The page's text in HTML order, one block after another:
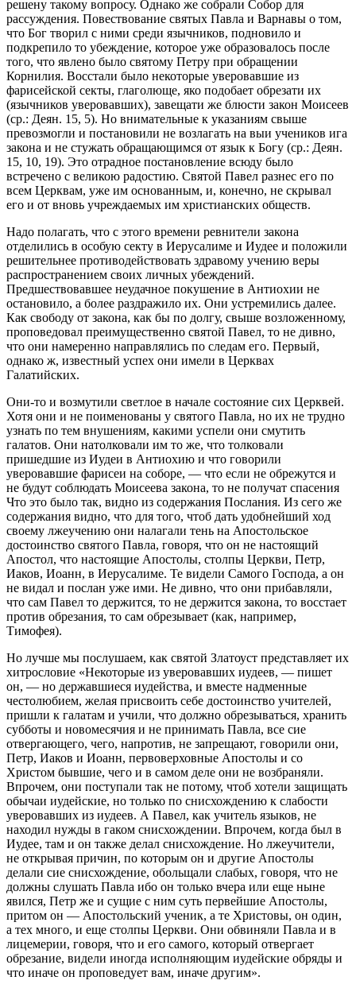
решену такому вопросу. Однако же собрали Собор для
рассуждения. Повествование святых Павла и Варнавы о том,
что Бог творил с ними среди язычников, подновило и
подкрепило то убеждение, которое уже образовалось после
того, что явлено было святому Петру при обращении
Корнилия. Восстали было некоторые уверовавшие из
фарисейской секты, глаголюще, яко подобает обрезати их
(язычников уверовавших), завещати же блюсти закон Моисеев
(ср.: Деян. 15, 5). Но внимательные к указаниям свыше
превозмогли и постановили не возлагать на выи учеников ига
закона и не стужать обращающимся от язык к Богу (ср.: Деян.
15, 10, 19). Это отрадное постановление всюду было
встречено с великою радостию. Святой Павел разнес его по
всем Церквам, уже им основанным, и, конечно, не скрывал
его и от вновь учреждаемых им христианских обществ.
Надо полагать, что с этого времени ревнители закона
отделились в особую секту в Иерусалиме и Иудее и положили
решительнее противодействовать здравому учению веры
распространением своих личных убеждений.
Предшествовавшее неудачное покушение в Антиохии не
остановило, а более раздражило их. Они устремились далее.
Как свободу от закона, как бы по долгу, свыше возложенному,
проповедовал преимущественно святой Павел, то не дивно,
что они намеренно направлялись по следам его. Первый,
однако ж, известный успех они имели в Церквах
Галатийских.
Они-то и возмутили светлое в начале состояние сих Церквей.
Хотя они и не поименованы у святого Павла, но их не трудно
узнать по тем внушениям, какими успели они смутить
галатов. Они натолковали им то же, что толковали
пришедшие из Иудеи в Антиохию и что говорили
уверовавшие фарисеи на соборе, — что если не обрежутся и
не будут соблюдать Моисеева закона, то не получат спасения
Что это было так, видно из содержания Послания. Из сего же
содержания видно, что для того, чтоб дать удобнейший ход
своему лжеучению они налагали тень на Апостольское
достоинство святого Павла, говоря, что он не настоящий
Апостол, что настоящие Апостолы, столпы Церкви, Петр,
Иаков, Иоанн, в Иерусалиме. Те видели Самого Господа, а он
не видал и послан уже ими. Не дивно, что они прибавляли,
что сам Павел то держится, то не держится закона, то восстает
против обрезания, то сам обрезывает (как, например,
Тимофея).
Но лучше мы послушаем, как святой Златоуст представляет их
хитрословие «Некоторые из уверовавших иудеев, — пишет
он, — но державшиеся иудейства, и вместе надменные
честолюбием, желая присвоить себе достоинство учителей,
пришли к галатам и учили, что должно обрезываться, хранить
субботы и новомесячия и не принимать Павла, все сие
отвергающего, чего, напротив, не запрещают, говорили они,
Петр, Иаков и Иоанн, первоверховные Апостолы и со
Христом бывшие, чего и в самом деле они не возбраняли.
Впрочем, они поступали так не потому, чтоб хотели защищать
обычаи иудейские, но только по снисхождению к слабости
уверовавших из иудеев. А Павел, как учитель языков, не
находил нужды в гаком снисхождении. Впрочем, когда был в
Иудее, там и он также делал снисхождение. Но лжеучители,
не открывая причин, по которым он и другие Апостолы
делали сие снисхождение, обольщали слабых, говоря, что не
должны слушать Павла ибо он только вчера или еще ныне
явился, Петр же и сущие с ним суть первейшие Апостолы,
притом он — Апостольский ученик, а те Христовы, он один,
а тех много, и еще столпы Церкви. Они обвиняли Павла и в
лицемерии, говоря, что и его самого, который отвергает
обрезание, видели иногда исполняющим иудейские обряды и
что иначе он проповедует вам, иначе другим».